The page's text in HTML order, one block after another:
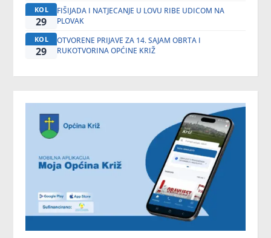
KOL
29
FIŠIJADA I NATJECANJE U LOVU RIBE UDICOM NA
PLOVAK
KOL
29
OTVORENE PRIJAVE ZA 14. SAJAM OBRTA I
RUKOTVORINA OPĆINE KRIŽ